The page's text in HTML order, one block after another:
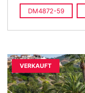
DM4872-59
VERKAUFT